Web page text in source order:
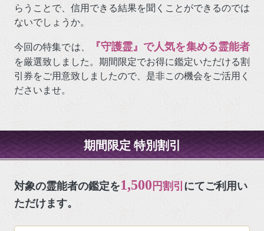
らうことで、信用できる結果を聞くことができるのでは
ないでしょうか。
今回の特集では、 『守護霊』で人気を集める霊能者
を厳選致しました。期間限定でお得に鑑定いただける割
引券をご用意致しましたので、是非この機会をご活用く
ださいませ。
期間限定 特別割引
対象の霊能者の鑑定を1,500 円割引 にてご利用い
ただけます。